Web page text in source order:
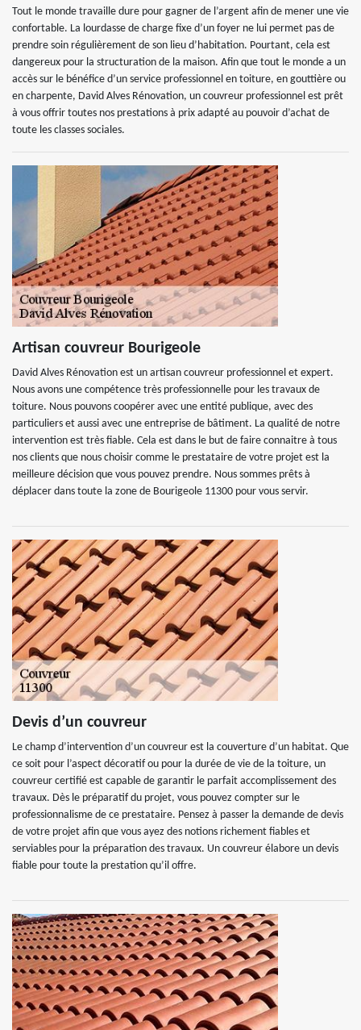
Tout le monde travaille dure pour gagner de l’argent afin de mener une vie
confortable. La lourdasse de charge fixe d’un foyer ne lui permet pas de
prendre soin régulièrement de son lieu d’habitation. Pourtant, cela est
dangereux pour la structuration de la maison. Afin que tout le monde a un
accès sur le bénéfice d’un service professionnel en toiture, en gouttière ou
en charpente, David Alves Rénovation, un couvreur professionnel est prêt
à vous offrir toutes nos prestations à prix adapté au pouvoir d’achat de
toute les classes sociales.
Artisan couvreur Bourigeole
David Alves Rénovation est un artisan couvreur professionnel et expert.
Nous avons une compétence très professionnelle pour les travaux de
toiture. Nous pouvons coopérer avec une entité publique, avec des
particuliers et aussi avec une entreprise de bâtiment. La qualité de notre
intervention est très fiable. Cela est dans le but de faire connaitre à tous
nos clients que nous choisir comme le prestataire de votre projet est la
meilleure décision que vous pouvez prendre. Nous sommes prêts à
déplacer dans toute la zone de Bourigeole 11300 pour vous servir.
Devis d’un couvreur
Le champ d’intervention d’un couvreur est la couverture d’un habitat. Que
ce soit pour l’aspect décoratif ou pour la durée de vie de la toiture, un
couvreur certifié est capable de garantir le parfait accomplissement des
travaux. Dès le préparatif du projet, vous pouvez compter sur le
professionnalisme de ce prestataire. Pensez à passer la demande de devis
de votre projet afin que vous ayez des notions richement fiables et
serviables pour la préparation des travaux. Un couvreur élabore un devis
fiable pour toute la prestation qu’il offre.